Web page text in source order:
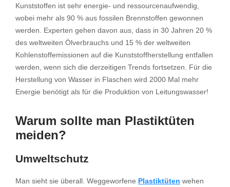
Kunststoffen ist sehr energie- und ressourcenaufwendig,
wobei mehr als 90 % aus fossilen Brennstoffen gewonnen
werden. Experten gehen davon aus, dass in 30 Jahren 20 %
des weltweiten Ölverbrauchs und 15 % der weltweiten
Kohlenstoffemissionen auf die Kunststoffherstellung entfallen
werden, wenn sich die derzeitigen Trends fortsetzen. Für die
Herstellung von Wasser in Flaschen wird 2000 Mal mehr
Energie benötigt als für die Produktion von Leitungswasser!
Warum sollte man Plastiktüten
meiden?
Umweltschutz
Man sieht sie überall. Weggeworfene Plastiktüten wehen